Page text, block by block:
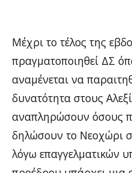
Μέχρι το τέλος της
πραγματοποιηθεί ΔΣ
αναμένεται να
δυνατότητα στους
αναπληρώσουν όσους
δηλώσουν το Νεοχώρι
λόγω επαγγελματικών